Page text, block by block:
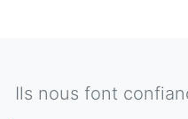
Ils nous font